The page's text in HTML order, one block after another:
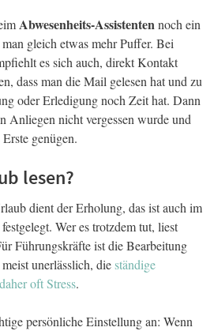
Abwesenheits-Assistentennoch ein
gleich etwas mehr Puffer. Bei
es sich auch, direkt Kontakt
dass man die Mail gelesen hat und zu
oder Erledigung noch Zeit hat. Dann
Anliegen nicht vergessen wurde und
genügen.
lesen?
dient der Erholung, das ist auch im
Wer es trotzdem tut, liest
Führungskräfte ist die Bearbeitung
unerlässlich, dieständige
oft Stress.
persönliche Einstellung an: Wenn